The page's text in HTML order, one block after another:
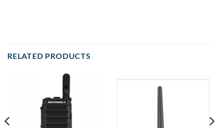
RELATED PRODUCTS